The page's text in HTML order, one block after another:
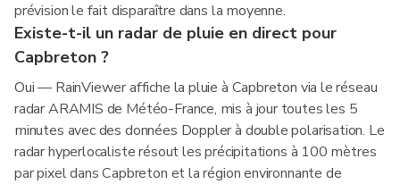
prévision le fait disparaître dans la moyenne.
Existe-t-il un radar de pluie en direct pour
Capbreton ?
Oui — RainViewer affiche la pluie à Capbreton via le réseau
radar ARAMIS de Météo-France, mis à jour toutes les 5
minutes avec des données Doppler à double polarisation. Le
radar hyperlocaliste résout les précipitations à 100 mètres
par pixel dans Capbreton et la région environnante de